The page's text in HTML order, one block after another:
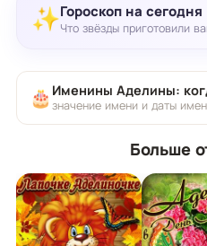
✨Гороскоп на сегодня
Что звёзды приготовили
🎂 Именины Аделины:
значение имени и даты
Больше